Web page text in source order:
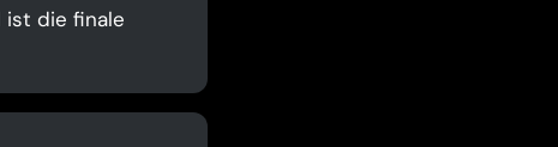
ist die finale